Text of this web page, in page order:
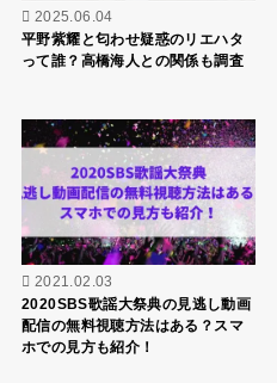
2025.06.04
平野紫耀と匂わせ疑惑のリエハタ
って誰？高橋海人との関係も調査
2021.02.03
2020SBS歌謡大祭典の見逃し動画
配信の無料視聴方法はある？スマ
ホでの見方も紹介！